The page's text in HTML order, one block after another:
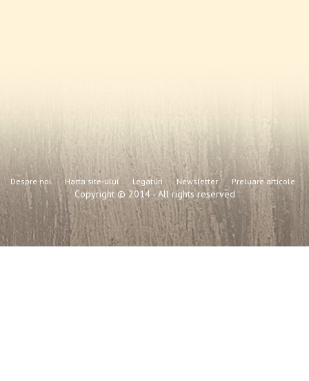
Despre noi Harta site-ului Legaturi Newsletter Preluare articole
Copyright © 2014 - All rights reserved